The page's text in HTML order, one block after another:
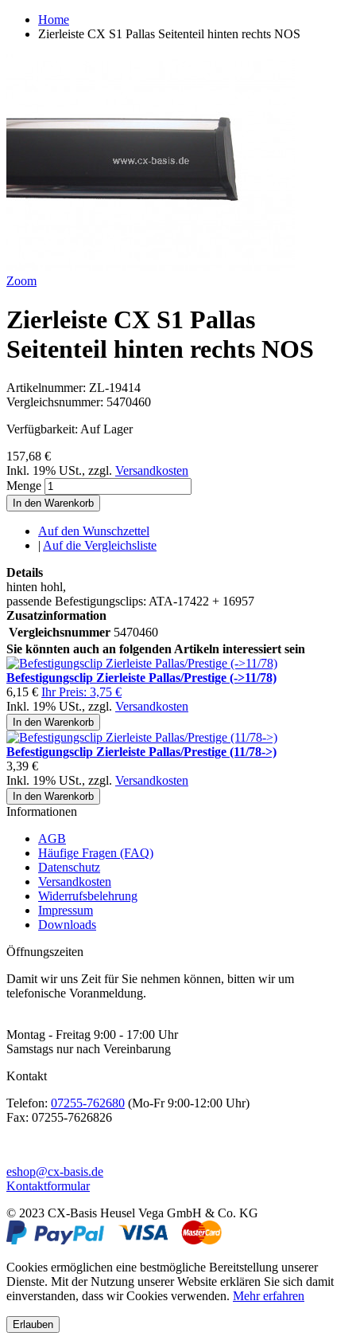
Home
Zierleiste CX S1 Pallas Seitenteil hinten rechts NOS
Zoom
Zierleiste CX S1 Pallas
Seitenteil hinten rechts NOS
Artikelnummer: ZL-19414
Vergleichsnummer: 5470460
Verfügbarkeit: Auf Lager
157,68 €
Inkl. 19% USt., zzgl. Versandkosten
Menge
In den Warenkorb
Auf den Wunschzettel
| Auf die Vergleichsliste
Details
hinten hohl,
passende Befestigungsclips: ATA-17422 + 16957
Zusatzinformation
Vergleichsnummer 5470460
Sie könnten auch an folgenden Artikeln interessiert sein
Befestigungsclip Zierleiste Pallas/Prestige (->11/78)
6,15 € Ihr Preis: 3,75 €
Inkl. 19% USt., zzgl. Versandkosten
In den Warenkorb
Befestigungsclip Zierleiste Pallas/Prestige (11/78->)
3,39 €
Inkl. 19% USt., zzgl. Versandkosten
In den Warenkorb
Informationen
AGB
Häufige Fragen (FAQ)
Datenschutz
Versandkosten
Widerrufsbelehrung
Impressum
Downloads
Öffnungszeiten
Damit wir uns Zeit für Sie nehmen können, bitten wir um
telefonische Voranmeldung.
Montag - Freitag 9:00 - 17:00 Uhr
Samstags nur nach Vereinbarung
Kontakt
Telefon: 07255-762680 (Mo-Fr 9:00-12:00 Uhr)
Fax: 07255-7626826
eshop@cx-basis.de
Kontaktformular
© 2023 CX-Basis Heusel Vega GmbH & Co. KG
Cookies ermöglichen eine bestmögliche Bereitstellung unserer
Dienste. Mit der Nutzung unserer Website erklären Sie sich damit
einverstanden, dass wir Cookies verwenden. Mehr erfahren
Erlauben